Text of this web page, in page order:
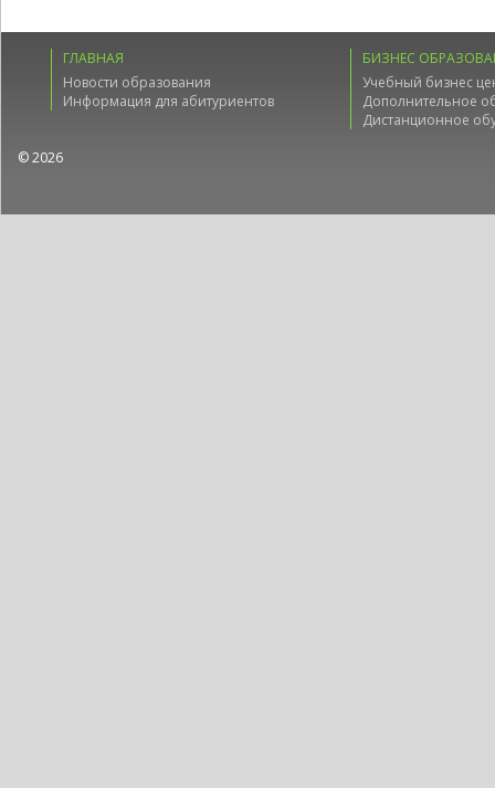
ГЛАВНАЯ
Новости образования
Информация для абитуриентов
БИЗНЕС
Учебный бизнес
Дополнительное
Дистанционное
© 2026